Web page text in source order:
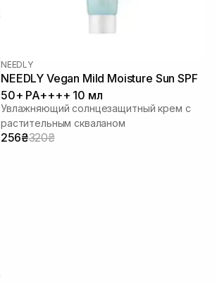
NEEDLY
NEEDLY Vegan Mild Moisture Sun SPF
50+ PA++++ 10 мл
Увлажняющий солнцезащитный крем с
растительным скваланом
256₴320₴